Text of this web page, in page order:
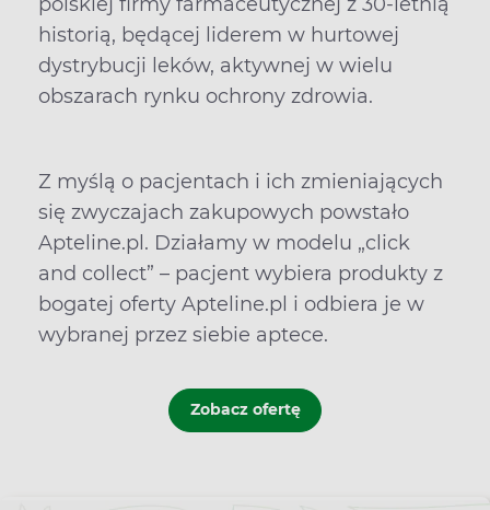
historią, będącej liderem w hurtowej
dystrybucji leków, aktywnej w wielu
obszarach rynku ochrony zdrowia.
Z myślą o pacjentach i ich zmieniających
się zwyczajach zakupowych powstało
Apteline.pl. Działamy w modelu „click
and collect” – pacjent wybiera produkty z
bogatej oferty Apteline.pl i odbiera je w
wybranej przez siebie aptece.
Zobacz ofertę